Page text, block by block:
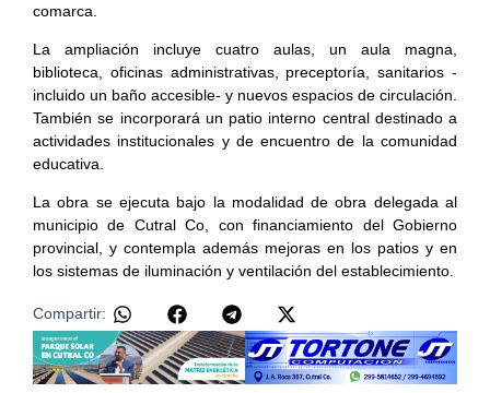
comarca.
La ampliación incluye cuatro aulas, un aula magna,
biblioteca, oficinas administrativas, preceptoría, sanitarios -
incluido un baño accesible- y nuevos espacios de circulación.
También se incorporará un patio interno central destinado a
actividades institucionales y de encuentro de la comunidad
educativa.
La obra se ejecuta bajo la modalidad de obra delegada al
municipio de Cutral Co, con financiamiento del Gobierno
provincial, y contempla además mejoras en los patios y en
los sistemas de iluminación y ventilación del establecimiento.
Compartir: